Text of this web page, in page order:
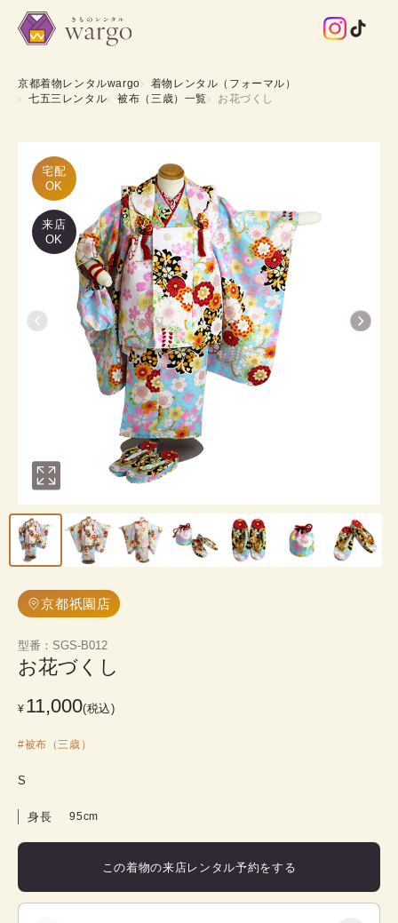
京都着物レンタルwargo
着物レンタル（フォーマル）
七五三レンタル
被布（三歳）一覧 お花づくし
宅配
OK
来店
OK
京都祇園店
型番 ： SGS-B012
お花づくし
¥ 11,000(税込)
#被布（三歳）
S
身長 95cm
この着物の来店レンタル予約をする